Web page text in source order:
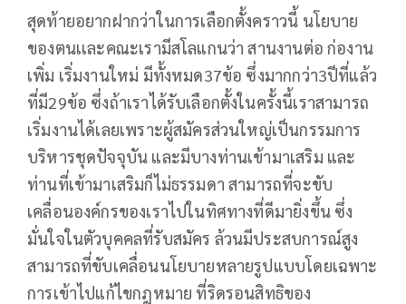
สุดท้ายอยากฝากว่าในการเลือกตั้งคราวนี้ นโยบาย
ของตนเเละคณะเรามีสโลแกนว่า สานงานต่อ ก่องาน
เพิ่ม เริ่มงานใหม่ มีทั้งหมด37ข้อ ซึ่งมากกว่า3ปีที่แล้ว
ที่มี29ข้อ ซึ่งถ้าเราได้รับเลือกตั้งในครั้งนี้เราสามารถ
เริ่มงานได้เลยเพราะผู้สมัครส่วนใหญ่เป็นกรรมการ
บริหารชุดปัจจุบัน และมีบางท่านเข้ามาเสริม และ
ท่านที่เข้ามาเสริมก็ไม่ธรรมดา สามารถที่จะขับ
เคลื่อนองค์กรของเราไปในทิศทางที่ดีมายิ่งขึ้น ซึ่ง
มั่นใจในตัวบุคคลที่รับสมัคร ล้วนมีประสบการณ์สูง
สามารถที่ขับเคลื่อนนโยบายหลายรูปแบบโดยเฉพาะ
การเข้าไปแก้ไขกฎหมาย ที่ริดรอนสิทธิของ